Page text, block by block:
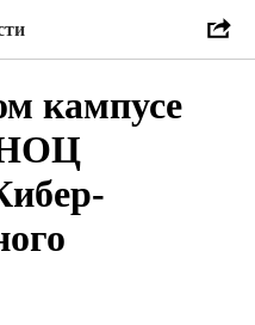
кампусе
НОЦ